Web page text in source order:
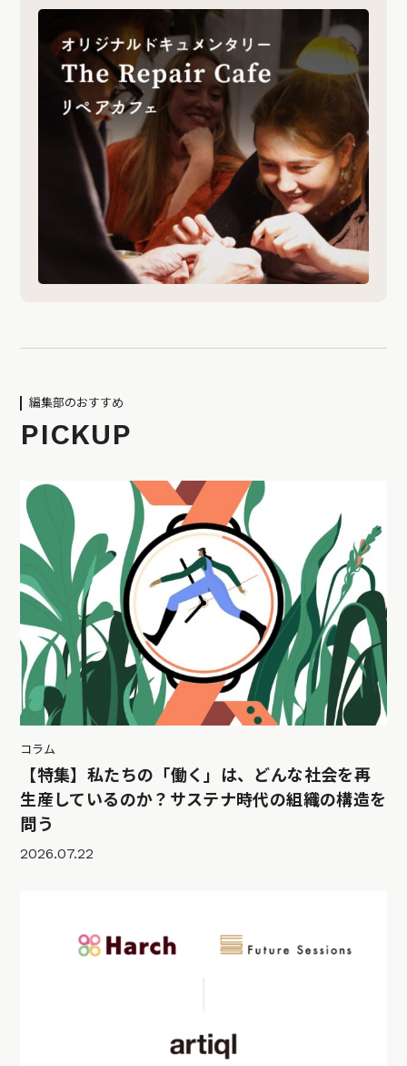
編集部のおすすめ
PICKUP
コラム
【特集】私たちの「働く」は、どんな社会を再
生産しているのか？サステナ時代の組織の構造を
問う
2026.07.22